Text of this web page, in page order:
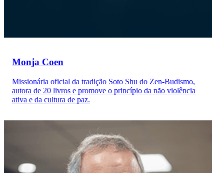
Monja Coen
Missionária oficial da tradição Soto Shu do Zen-Budismo,
autora de 20 livros e promove o princípio da não violência
ativa e da cultura de paz.